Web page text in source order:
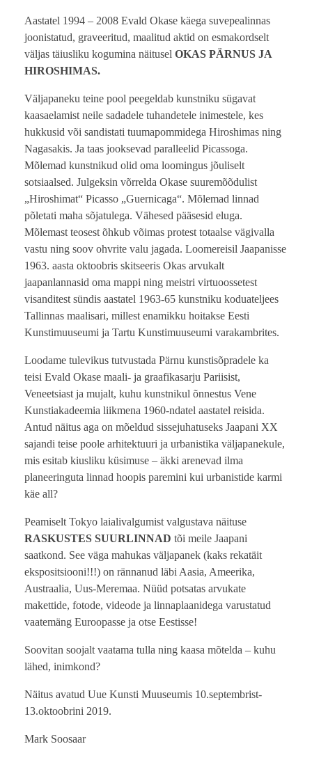
Aastatel 1994 – 2008 Evald Okase käega suvepealinnas
joonistatud, graveeritud, maalitud aktid on esmakordselt
väljas täiusliku kogumina näitusel OKAS PÄRNUS JA
HIROSHIMAS.
Väljapaneku teine pool peegeldab kunstniku sügavat
kaasaelamist neile sadadele tuhandetele inimestele, kes
hukkusid või sandistati tuumapommidega Hiroshimas ning
Nagasakis. Ja taas jooksevad paralleelid Picassoga.
Mõlemad kunstnikud olid oma loomingus jõuliselt
sotsiaalsed. Julgeksin võrrelda Okase suuremõõdulist
„Hiroshimat“ Picasso „Guernicaga“. Mõlemad linnad
põletati maha sõjatulega. Vähesed pääsesid eluga.
Mõlemast teosest õhkub võimas protest totaalse vägivalla
vastu ning soov ohvrite valu jagada. Loomereisil Jaapanisse
1963. aasta oktoobris skitseeris Okas arvukalt
jaapanlannasid oma mappi ning meistri virtuoossetest
visanditest sündis aastatel 1963-65 kunstniku koduateljees
Tallinnas maalisari, millest enamikku hoitakse Eesti
Kunstimuuseumi ja Tartu Kunstimuuseumi varakambrites.
Loodame tulevikus tutvustada Pärnu kunstisõpradele ka
teisi Evald Okase maali- ja graafikasarju Pariisist,
Veneetsiast ja mujalt, kuhu kunstnikul õnnestus Vene
Kunstiakadeemia liikmena 1960-ndatel aastatel reisida.
Antud näitus aga on mõeldud sissejuhatuseks Jaapani XX
sajandi teise poole arhitektuuri ja urbanistika väljapanekule,
mis esitab kiusliku küsimuse – äkki arenevad ilma
planeeringuta linnad hoopis paremini kui urbanistide karmi
käe all?
Peamiselt Tokyo laialivalgumist valgustava näituse
RASKUSTES SUURLINNAD tõi meile Jaapani
saatkond. See väga mahukas väljapanek (kaks rekatäit
ekspositsiooni!!!) on rännanud läbi Aasia, Ameerika,
Austraalia, Uus-Meremaa. Nüüd potsatas arvukate
makettide, fotode, videode ja linnaplaanidega varustatud
vaatemäng Euroopasse ja otse Eestisse!
Soovitan soojalt vaatama tulla ning kaasa mõtelda – kuhu
lähed, inimkond?
Näitus avatud Uue Kunsti Muuseumis 10.septembrist-
13.oktoobrini 2019.
Mark Soosaar